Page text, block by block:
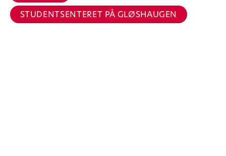
STUDENTSENTERET PÅ GLØSHAUGEN